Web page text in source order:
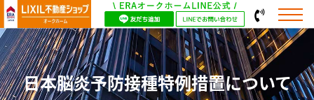
日本脳炎予防接種特例措置について